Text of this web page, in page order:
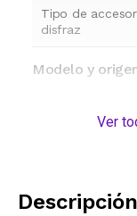
Tipo de
disfraz
Modelo y
Ver